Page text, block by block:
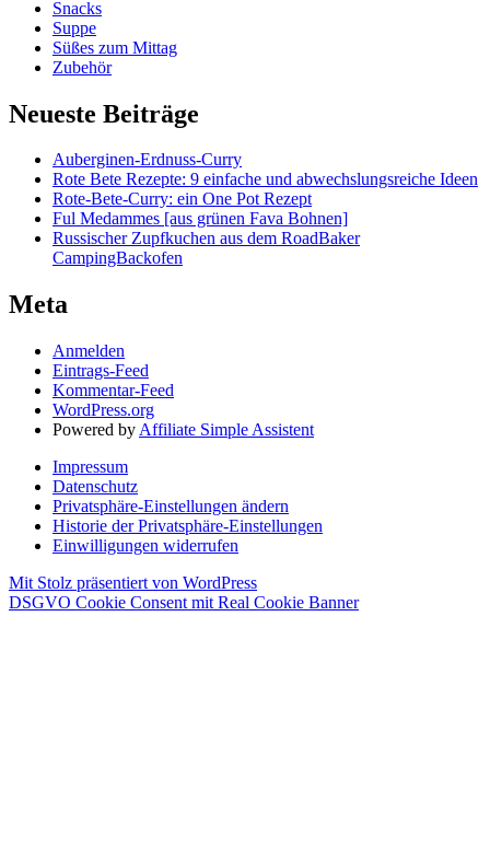
Snacks
Suppe
Süßes zum Mittag
Zubehör
Neueste Beiträge
Auberginen-Erdnuss-Curry
Rote Bete Rezepte: 9 einfache und abwechslungsreiche Ideen
Rote-Bete-Curry: ein One Pot Rezept
Ful Medammes [aus grünen Fava Bohnen]
Russischer Zupfkuchen aus dem RoadBaker
CampingBackofen
Meta
Anmelden
Eintrags-Feed
Kommentar-Feed
WordPress.org
Powered by Affiliate Simple Assistent
Impressum
Datenschutz
Privatsphäre-Einstellungen ändern
Historie der Privatsphäre-Einstellungen
Einwilligungen widerrufen
Mit Stolz präsentiert von WordPress
DSGVO Cookie Consent mit Real Cookie Banner